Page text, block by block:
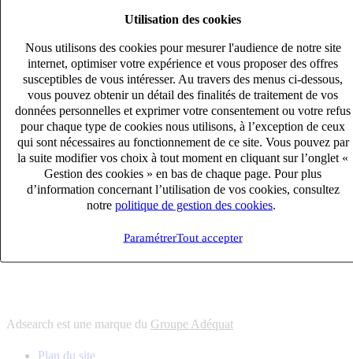
Utilisation des cookies
Nous utilisons des cookies pour mesurer l'audience de notre site
internet, optimiser votre expérience et vous proposer des offres
susceptibles de vous intéresser. Au travers des menus ci-dessous,
vous pouvez obtenir un détail des finalités de traitement de vos
données personnelles et exprimer votre consentement ou votre refus
pour chaque type de cookies nous utilisons, à l’exception de ceux
qui sont nécessaires au fonctionnement de ce site. Vous pouvez par
la suite modifier vos choix à tout moment en cliquant sur l’onglet «
Gestion des cookies » en bas de chaque page. Pour plus
d’information concernant l’utilisation de vos cookies, consultez
notre politique de gestion des cookies
ParamétrerTout accepter
s'adapter à vos besoin en recrutement
10 univers
connaître votre secteur et ses enjeux
12 bureaux en France
proximité avec nos clients et nos talents
6 solutions
s'adapter à vos besoin en recrutement
10 univers
connaître votre secteur et ses enjeux
proximité avec nos clients et nos talents
Adsearch est une marque du Groupe Adéquat
Plan du site